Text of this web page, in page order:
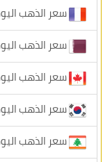
سعر الذهب
سعر الذهب
سعر الذهب
سعر الذهب
سعر الذهب